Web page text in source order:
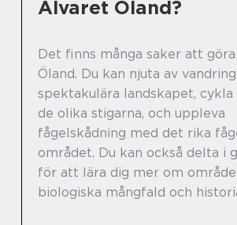
Alvaret Öland?
Det finns många saker att
Öland. Du kan njuta av
spektakulära landskapet,
de olika stigarna, och uppleva
fågelskådning med det rika
området. Du kan också delta i
för att lära dig mer om
biologiska mångfald och